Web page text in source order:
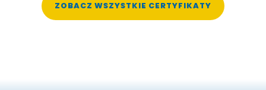
ZOBACZ WSZYSTKIE CERTYFIKATY